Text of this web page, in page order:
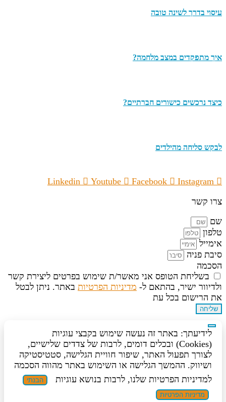
עיסוי בדרך לשינה טובה
איך מתפקדים במצב מלחמה?
כיצד נרכשים כישורים חברתיים?
לבקש סליחה מהילדים
Linkedin Youtube Facebook
Instagram
צרו קשר
שם
טלפון
אימייל
סיבת פניה
הסכמה
בשליחת הטופס אני מאשר/ת שימוש בפרטים ליצירת קשר
ולדיוור ישיר, בהתאם ל- מדיניות הפרטיות באתר. ניתן לבטל
את הרישום בכל עת
שליחה
לידיעתך: באתר זה נעשה שימוש בקבצי עוגיות
(Cookies) ובכלים דומים, לרבות של צדדים שלישיים,
לצורך תפעול האתר, שיפור חוויית הגלישה, סטטיסטיקה
ושיווק. ההמשך הגלישה או השימוש באתר מהווה הסכמה
למדיניות הפרטיות שלנו, לרבות בנושא עוגיות
הבנתי
מדיניות הפרטיות